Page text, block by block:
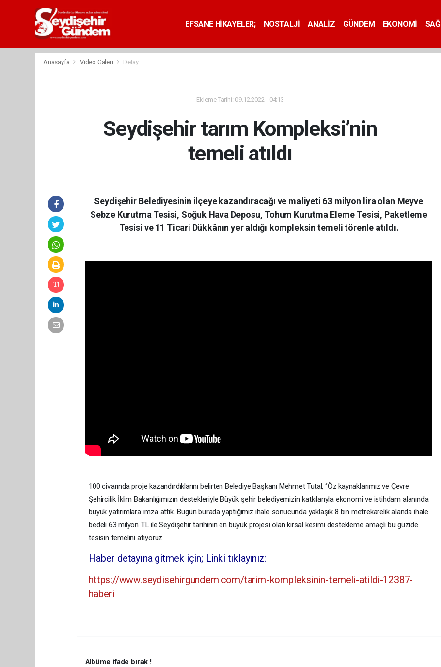
EFSANE HİKAYELER; NOSTALJİ ANALİZ GÜNDEM EKONOMİ
Anasayfa Video Galeri Detay
Ekleme Tarihi: 09.12.2022 - 04:13
Seydişehir tarım Kompleksi’nin
temeli atıldı
Seydişehir Belediyesinin ilçeye kazandıracağı ve maliyeti 63 milyon lira olan Meyve
Sebze Kurutma Tesisi, Soğuk Hava Deposu, Tohum Kurutma Eleme Tesisi, Paketleme
Tesisi ve 11 Ticari Dükkânın yer aldığı kompleksin temeli törenle atıldı.
100 civarında proje kazandırdıklarını belirten Belediye Başkanı Mehmet Tutal, ‘’Öz kaynaklarımız ve Çevre
Şehircilik İklim Bakanlığımızın destekleriyle Büyük şehir belediyemizin katkılarıyla ekonomi ve istihdam alanında
büyük yatırımlara imza attık. Bugün burada yaptığımız ihale sonucunda yaklaşık 8 bin metrekarelik alanda ihale
bedeli 63 milyon TL ile Seydişehir tarihinin en büyük projesi olan kırsal kesimi destekleme amaçlı bu güzide
tesisin temelini atıyoruz.
Haber detayına gitmek için; Linki tıklayınız:
https://www.seydisehirgundem.com/tarim-kompleksinin-temeli-atildi-12387-
haberi
Albüme ifade bırak !